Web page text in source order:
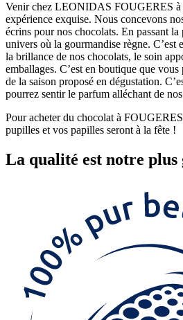
Venir chez LEONIDAS FOUGERES à
expérience exquise. Nous concevons
écrins pour nos chocolats. En passant
univers où la gourmandise règne. C’est
la brillance de nos chocolats, le soin
emballages. C’est en boutique que
de la saison proposé en dégustation.
pourrez sentir le parfum alléchant de
Pour acheter du chocolat à
pupilles et vos papilles seront à la fête !
La qualité est notre